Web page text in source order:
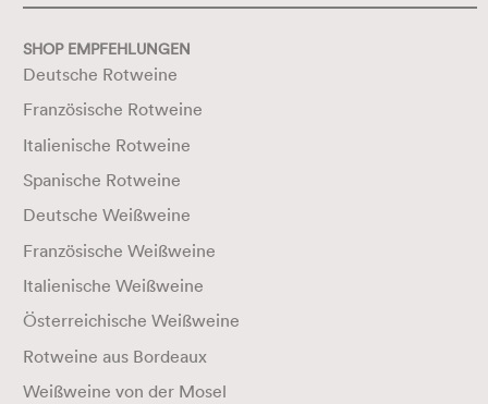
SHOP EMPFEHLUNGEN
Deutsche Rotweine
Französische Rotweine
Italienische Rotweine
Spanische Rotweine
Deutsche Weißweine
Französische Weißweine
Italienische Weißweine
Österreichische Weißweine
Rotweine aus Bordeaux
Weißweine von der Mosel